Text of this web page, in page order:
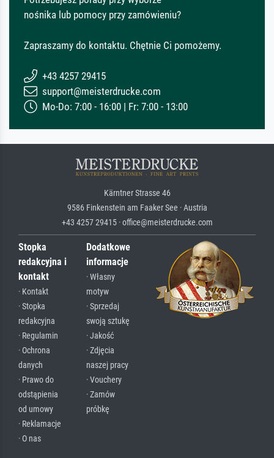
nośnika lub pomocy przy zamówieniu?
Zapraszamy do kontaktu. Chętnie Ci pomożemy.
+43 4257 29415
support@meisterdrucke.com
Mo-Do: 7:00 - 16:00 | Fr: 7:00 - 13:00
Kärntner Strasse 46
9586 Finkenstein am Faaker See · Austria
+43 4257 29415 · office@meisterdrucke.com
Stopka
redakcyjna i
kontakt
· Kontakt
· Stopka
redakcyjna
· Regulamin
· Ochrona
danych
· Prawo do
odstąpienia
od umowy
· Reklamacje
· O nas
Dodatkowe
informacje
· Własny
motyw
· Sprzedaj
swoją sztukę
· Jakość
· Zdjęcia
naszej pracy
· Vouchery
· Zamów
próbkę